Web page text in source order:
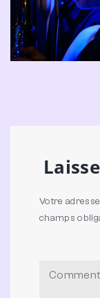
Votre
champs